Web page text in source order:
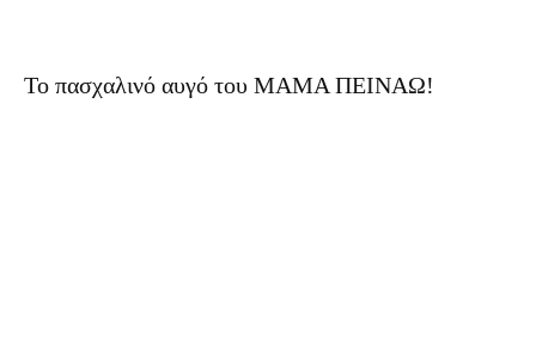
To πασχαλινό αυγό του ΜΑΜΑ ΠΕΙΝΑΩ!